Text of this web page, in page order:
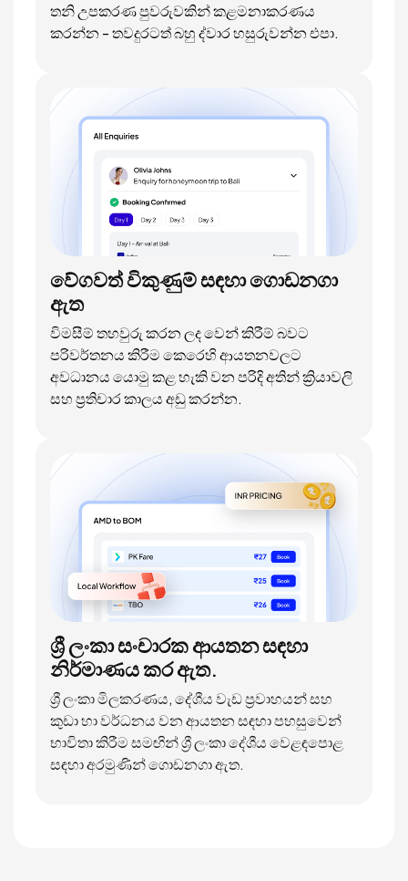
තනි උපකරණ පුවරුවකින් කළමනාකරණය
කරන්න - තවදුරටත් බහු ද්වාර හසුරුවන්න එපා.
වේගවත් විකුණුම් සඳහා ගොඩනගා
ඇත
විමසීම් තහවුරු කරන ලද වෙන් කිරීම් බවට
පරිවර්තනය කිරීම කෙරෙහි ආයතනවලට
අවධානය යොමු කළ හැකි වන පරිදි අතින් ක්‍රියාවලි
සහ ප්‍රතිචාර කාලය අඩු කරන්න.
ශ්‍රී ලංකා සංචාරක ආයතන සඳහා
නිර්මාණය කර ඇත.
ශ්‍රී ලංකා මිලකරණය, දේශීය වැඩ ප්‍රවාහයන් සහ
කුඩා හා වර්ධනය වන ආයතන සඳහා පහසුවෙන්
භාවිතා කිරීම සමඟින් ශ්‍රී ලංකා දේශීය වෙළඳපොළ
සඳහා අරමුණින් ගොඩනගා ඇත.